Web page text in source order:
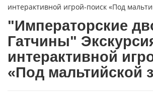
интерактивной игрой-поиск «Под
"Императорские
Гатчины"
интерактивной
«Под мальтийской